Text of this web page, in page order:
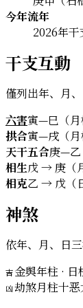
今年流年
2026年
干支互動
僅列出年、月
六害寅—巳（月
拱合寅—戌（
天干五合庚—乙
相生戊 → 庚（
相克乙 → 戊（
神煞
依年、月、日
吉金舆年柱 · 日
凶劫煞月柱十恶